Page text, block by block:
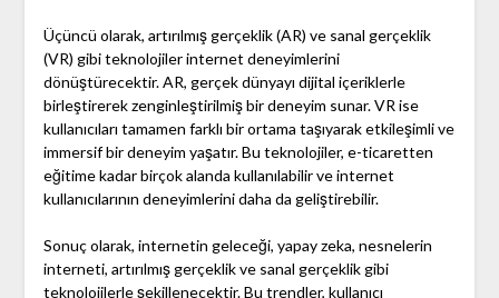
Üçüncü olarak, artırılmış gerçeklik (AR) ve sanal gerçeklik
(VR) gibi teknolojiler internet deneyimlerini
dönüştürecektir. AR, gerçek dünyayı dijital içeriklerle
birleştirerek zenginleştirilmiş bir deneyim sunar. VR ise
kullanıcıları tamamen farklı bir ortama taşıyarak etkileşimli ve
immersif bir deneyim yaşatır. Bu teknolojiler, e-ticaretten
eğitime kadar birçok alanda kullanılabilir ve internet
kullanıcılarının deneyimlerini daha da geliştirebilir.
Sonuç olarak, internetin geleceği, yapay zeka, nesnelerin
interneti, artırılmış gerçeklik ve sanal gerçeklik gibi
teknolojilerle şekillenecektir. Bu trendler, kullanıcı